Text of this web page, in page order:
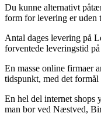
Du kunne alternativt
form for levering er uden
Antal dages levering på
forventede leveringstid
En masse online firmaer
tidspunkt, med det formål
En hel del internet shops
man bor ved Næstved,